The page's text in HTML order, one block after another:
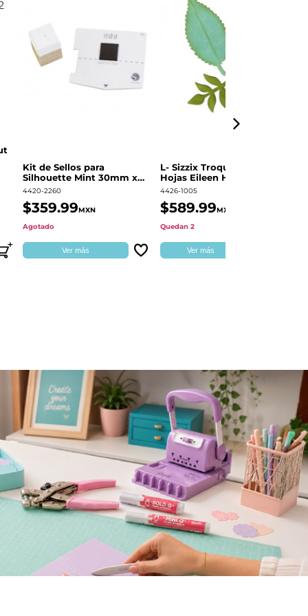
Kit de Sellos para
Silhouette Mint 30mm x
60mm
4420-2260
$359.99MXN
Agotado
Ver más
L- Sizzix Troquel Grueso
Hojas Eileen Hull | 661111
4426-1005
$589.99MXN
Quedan 2
Ver más